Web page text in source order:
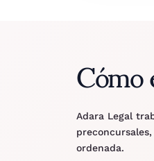
Adara Legal
ordenada.